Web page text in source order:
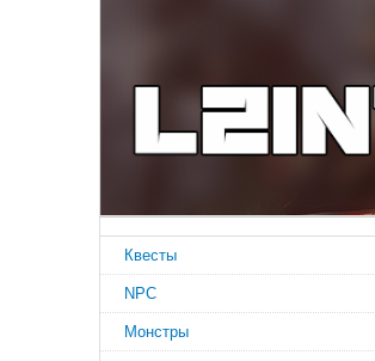
Квесты
NPC
Монстры